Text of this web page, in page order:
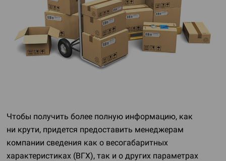
Чтобы получить более полную информацию, как
ни крути, придется предоставить менеджерам
компании сведения как о весогабаритных
характеристиках (ВГХ), так и о других параметрах